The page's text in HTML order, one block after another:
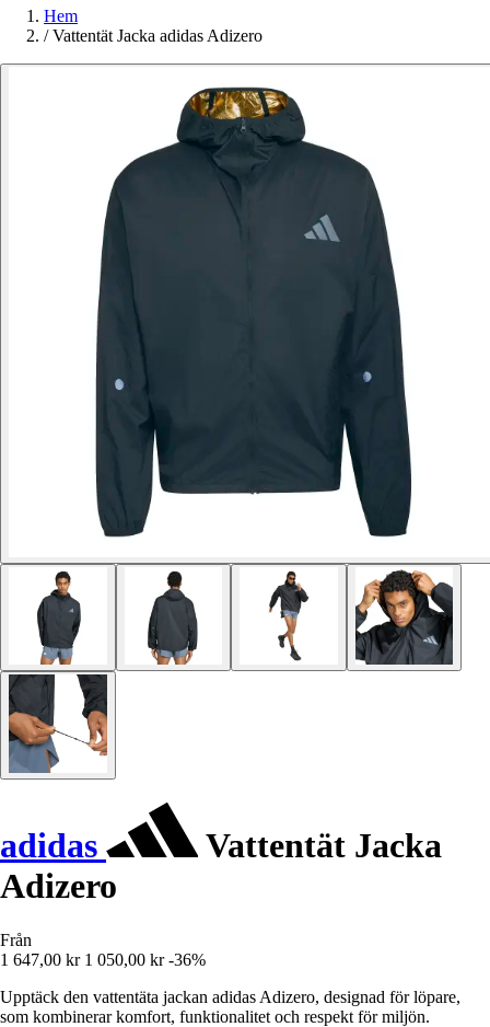
Hem
/ Vattentät Jacka adidas Adizero
adidas
Vattentät Jacka
Adizero
Från
1 647,00 kr 1 050,00 kr -36%
Upptäck den vattentäta jackan adidas Adizero, designad för löpare,
som kombinerar komfort, funktionalitet och respekt för miljön.